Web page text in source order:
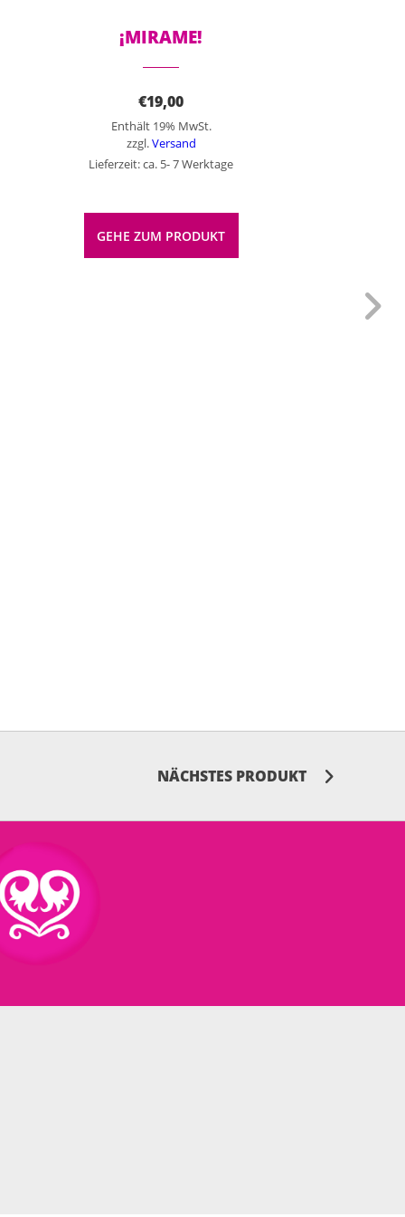
¡MIRAME!
€19,00
Enthält 19% MwSt.
zzgl.Versand
Lieferzeit: ca. 5- 7 Werktage
GEHE ZUM PRODUKT
NÄCHSTES PRODUKT